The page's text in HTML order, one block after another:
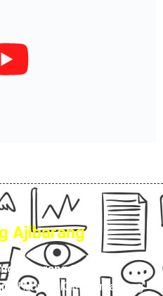
Ajibarang
Ajibarang terbaru?
Hubungi Kami, tergantung